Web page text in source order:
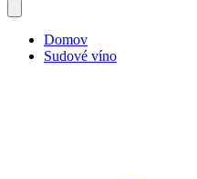
Domov
Sudové víno